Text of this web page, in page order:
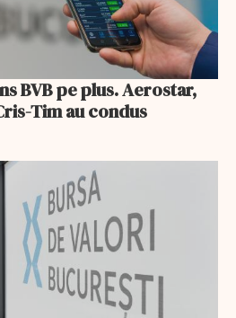
BVB pe plus. Aerostar,
Tim au condus